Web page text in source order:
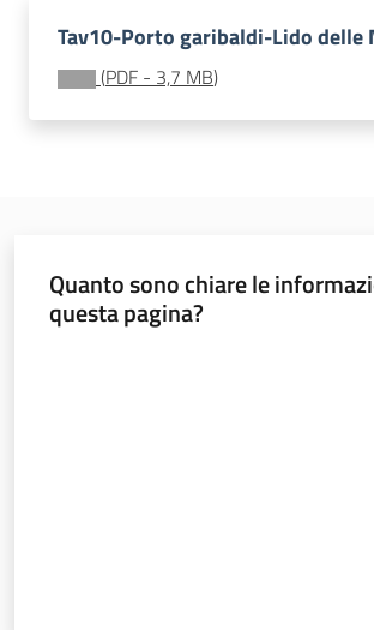
Documentazione
Comunicazione
Ambiente
Tav10-Porto garibaldi-Lido delle
(PDF - 3,7 MB)
Quanto sono chiare le
questa pagina?